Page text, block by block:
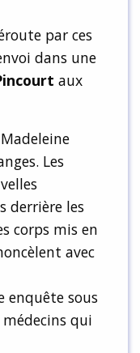
par ces
dans une
aux
Les
derrière les
corps mis en
avec
enquête sous
qui